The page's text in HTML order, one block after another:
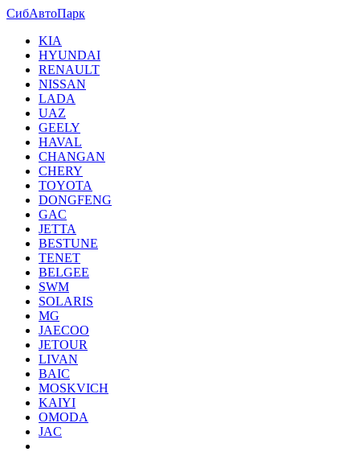
СибАвтоПарк
KIA
HYUNDAI
RENAULT
NISSAN
LADA
UAZ
GEELY
HAVAL
CHANGAN
CHERY
TOYOTA
DONGFENG
GAC
JETTA
BESTUNE
TENET
BELGEE
SWM
SOLARIS
MG
JAECOO
JETOUR
LIVAN
BAIC
MOSKVICH
KAIYI
OMODA
JAC